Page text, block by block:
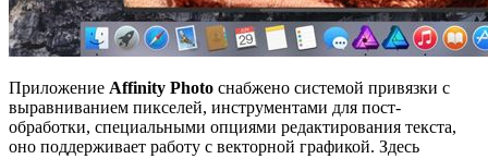
Приложение Affinity Photo снабжено системой привязки с
выравниванием пикселей, инструментами для пост-
обработки, специальными опциями редактирования текста,
оно поддерживает работу с векторной графикой. Здесь